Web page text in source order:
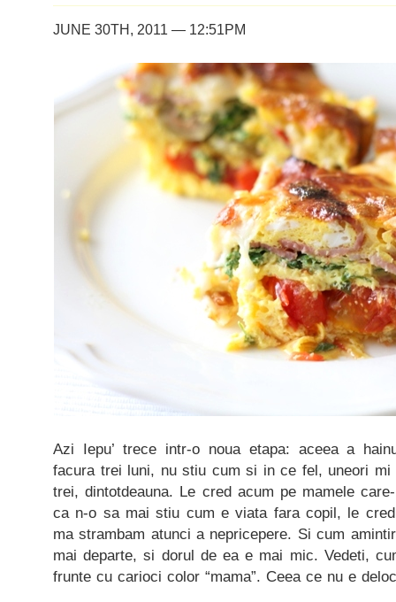
JUNE 30TH, 2011 — 12:51PM
Azi Iepu’ trece intr-o noua etapa: aceea a
facura trei luni, nu stiu cum si in ce fel, uneori
trei, dintotdeauna. Le cred acum pe mamele
ca n-o sa mai stiu cum e viata fara copil, le
ma strambam atunci a nepricepere. Si cum
mai departe, si dorul de ea e mai mic. Vedeti,
frunte cu carioci color “mama”. Ceea ce nu e